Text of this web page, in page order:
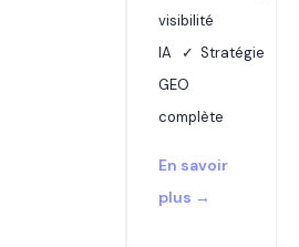
visibilité
IA ✓ Stratégie
GEO
complète
En savoir
plus →